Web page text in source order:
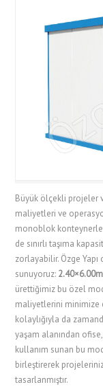
Büyük ölçekli projeler
maliyetleri ve
monoblok
de sınırlı taşıma
zorlayabilir. Özge
sunuyoruz:
ürettiğimiz bu özel
maliyetlerini minimize
kolaylığıyla da
yaşam alanından
kullanım sunan bu
birleştirerek
tasarlanmıştır.